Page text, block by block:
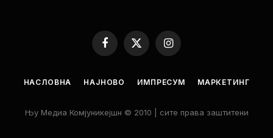
Facebook
X
Instagram
НАСЛОВНА НАЈНОВО ИМПРЕСУМ МАРКЕТИНГ
Њу Медиа Комјуникејшн © 2010 | сите права заштитени